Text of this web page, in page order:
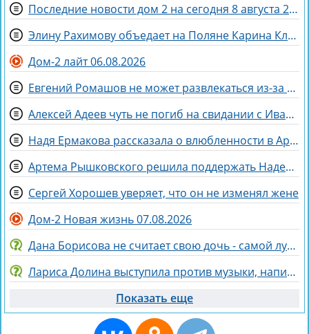
Последние новости дом 2 на сегодня 8 августа 2026
Элину Рахимову объедает на Поляне Карина Клочкова
Дом-2 лайт 06.08.2026
Евгений Ромашов не может развлекаться из-за беременности жены Анастасии
Алексей Адеев чуть не погиб на свидании с Иваной Михайличенко
Надя Ермакова рассказала о влюбленности в Артёма Рышковского
Артема Рышковского решила поддержать Надежда Ермакова
Сергей Хорошев уверяет, что он не изменял жене
Дом-2 Новая жизнь 07.08.2026
Дана Борисова не считает свою дочь - самой лучшей дочерью на свете
Лариса Долина выступила против музыки, написанной искусственным интеллектом
Показать еще